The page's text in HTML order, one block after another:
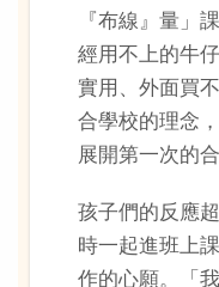
『布線』量」
經用不上的牛
實用、外面買
合學校的理念
展開第一次的合
孩子們的反應
時一起進班上
作的心願。「